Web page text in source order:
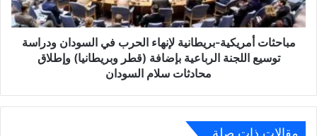
مباحثات أمريكية-بريطانية لإنهاء الحرب في السودان ودراسة
توسيع اللجنة الرباعية بإضافة (قطر وبريطانيا) وإطلاق
محادثات سلام السودان
مقالات ذات صلة